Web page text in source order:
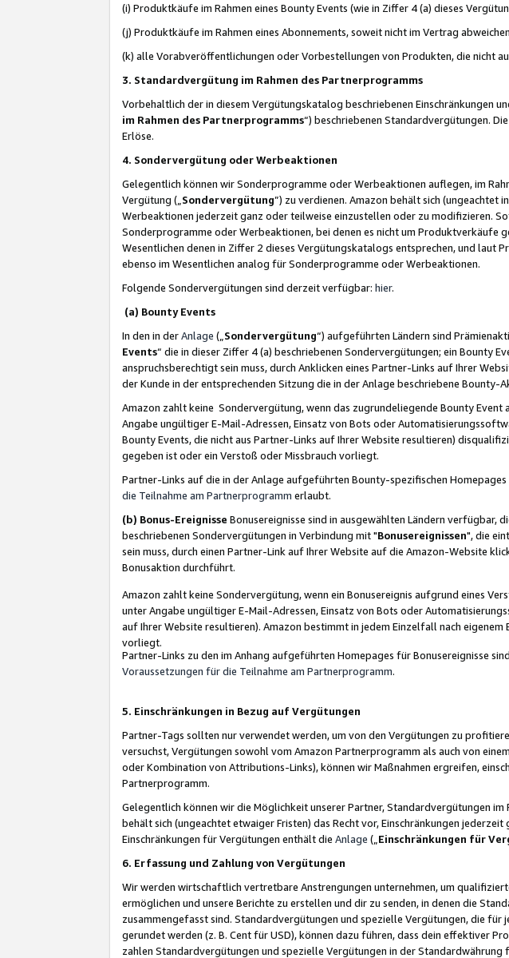
(i) Produktkäufe im Rahmen eines Bounty Events (wie in Ziffer 4 (a) dieses
(j) Produktkäufe im Rahmen eines Abonnements, soweit nicht im Vertrag
(k) alle Vorabveröffentlichungen oder Vorbestellungen von Produkten, die nicht
3. Standardvergütung im Rahmen des Partnerprogramms
Vorbehaltlich der in diesem Vergütungskatalog beschriebenen Einschränkungen
im Rahmen des Partnerprogramms“) beschriebenen Standardvergütungen.
Erlöse.
4. Sondervergütung oder Werbeaktionen
Gelegentlich können wir Sonderprogramme oder Werbeaktionen auflegen, im
Vergütung („ Sondervergütung”) zu verdienen. Amazon behält sich (ungeachtet
Werbeaktionen jederzeit ganz oder teilweise einzustellen oder zu modifizieren.
Sonderprogramme oder Werbeaktionen, bei denen es nicht um
Wesentlichen denen in Ziffer 2 dieses Vergütungskatalogs entsprechen, und
ebenso im Wesentlichen analog für Sonderprogramme oder Werbeaktionen.
Folgende Sondervergütungen sind derzeit verfügbar: hier.
(a) Bounty Events
In den in derAnlage („ Sondervergütung“) aufgeführten Ländern sind
Events“ die in dieser Ziffer 4 (a) beschriebenen Sondervergütungen; ein Bounty
anspruchsberechtigt sein muss, durch Anklicken eines Partner-Links auf Ihrer
der Kunde in der entsprechenden Sitzung die in der Anlage beschriebene Bounty-
Amazon zahlt keine Sondervergütung, wenn das zugrundeliegende Bounty
Angabe ungültiger E-Mail-Adressen, Einsatz von Bots oder
Bounty Events, die nicht aus Partner-Links auf Ihrer Website resultieren)
gegeben ist oder ein Verstoß oder Missbrauch vorliegt.
Partner-Links auf die in der Anlage aufgeführten Bounty-spezifischen
die Teilnahme am Partnerprogramm erlaubt.
(b) Bonus-Ereignisse Bonusereignisse sind in ausgewählten Ländern verfügbar,
beschriebenen Sondervergütungen in Verbindung mit "Bonusereignissen", die
sein muss, durch einen Partner-Link auf Ihrer Website auf die Amazon-Website
Bonusaktion durchführt.
Amazon zahlt keine Sondervergütung, wenn ein Bonusereignis aufgrund eines
unter Angabe ungültiger E-Mail-Adressen, Einsatz von Bots oder
auf Ihrer Website resultieren). Amazon bestimmt in jedem Einzelfall nach
vorliegt.
Partner-Links zu den im Anhang aufgeführten Homepages für Bonusereignisse
Voraussetzungen für die Teilnahme am Partnerprogramm.
5. Einschränkungen in Bezug auf Vergütungen
Partner-Tags sollten nur verwendet werden, um von den Vergütungen zu
versuchst, Vergütungen sowohl vom Amazon Partnerprogramm als auch von
oder Kombination von Attributions-Links), können wir Maßnahmen ergreifen,
Partnerprogramm.
Gelegentlich können wir die Möglichkeit unserer Partner, Standardvergütungen
behält sich (ungeachtet etwaiger Fristen) das Recht vor, Einschränkungen
Einschränkungen für Vergütungen enthält die Anlage („ Einschränkungen für
6. Erfassung und Zahlung von Vergütungen
Wir werden wirtschaftlich vertretbare Anstrengungen unternehmen, um
ermöglichen und unsere Berichte zu erstellen und dir zu senden, in denen die
zusammengefasst sind. Standardvergütungen und spezielle Vergütungen, die
gerundet werden (z. B. Cent für USD), können dazu führen, dass dein effektiver
zahlen Standardvergütungen und spezielle Vergütungen in der